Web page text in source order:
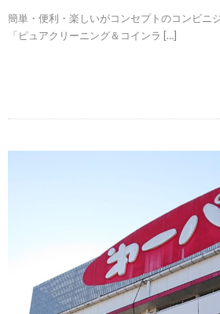
簡単・便利・楽しいがコンセプトのコンビニ
「ピュアクリーニング＆コインラ […]